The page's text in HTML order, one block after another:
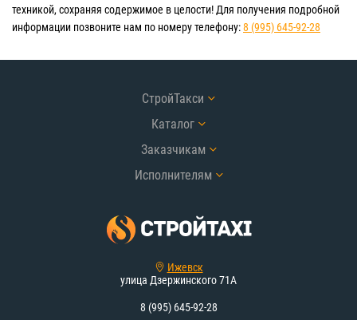
техникой, сохраняя содержимое в целости! Для получения подробной
информации позвоните нам по номеру телефону:8 (995) 645-92-28
СтройТакси
Каталог
Заказчикам
Исполнителям
Ижевск
улица Дзержинского 71А
8 (995) 645-92-28